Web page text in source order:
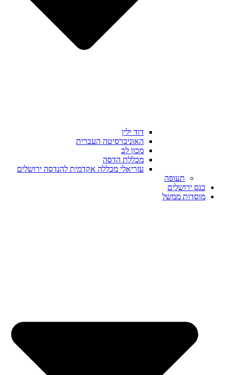
דוד ילין
האוניברסיטה העברית
מכון לב
מכללת הדסה
עזריאלי מכללה אקדמית להנדסה ירושלים
תעופה
כנס ירושלים
מוסדות ממשל